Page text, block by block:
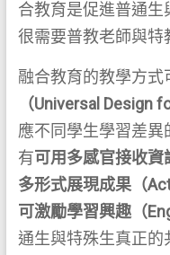
合教育是促進普通生
很需要普教老師與特
融合教育的教學方式
（Universal Design
應不同學生學習差異
有可用多感官接收資
多形式展現成果（
可激勵學習興趣（
通生與特殊生真正的